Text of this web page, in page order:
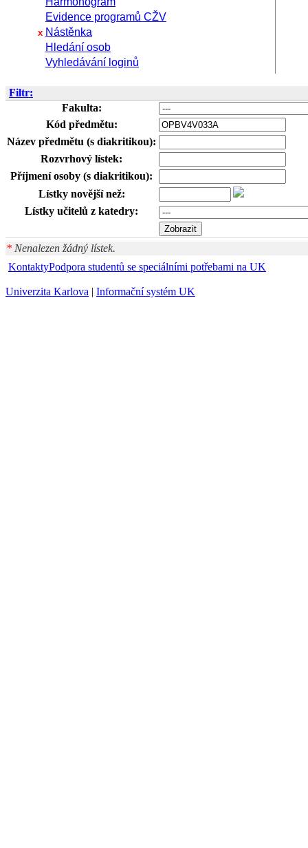
Evidence programů CŽV
x Nástěnka
Hledání osob
Vyhledávání loginů
Filtr:
Fakulta:
Kód předmětu:
Název předmětu (s diakritikou):
Rozvrhový lístek:
Příjmení osoby (s diakritikou):
Lístky novější než:
Lístky učitelů z katedry:
* Nenalezen žádný lístek.
KontaktyPodpora studentů se speciálními potřebami na UK
Univerzita Karlova | Informační systém UK